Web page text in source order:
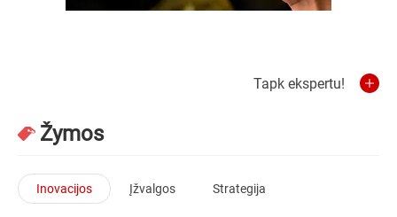
Tapk ekspertu!
Žymos
Inovacijos Įžvalgos Strategija